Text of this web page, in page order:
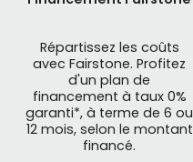
Répartissez les coûts
avec Fairstone. Profitez
d'un plan de
financement à taux 0%
garanti*, à terme de 6 ou
12 mois, selon le montant
financé.